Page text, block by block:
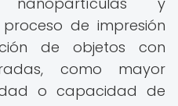
de impresión
de objetos con
como mayor
o capacidad de